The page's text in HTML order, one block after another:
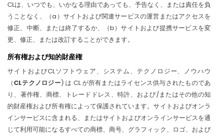
CLは、いつでも、いかなる理由であっても、予告なく、または責任を負
うことなく、（a）サイトおよび関連サービスの運営またはアクセスを
修正、中断、または終了するか、（b）サイトおよび提携サービスを変
更、修正、または改訂することができます。
所有権および知的財産権
サイトおよびCLソフトウェア、システム、テクノロジー、ノウハウ
（CLテクノロジー) は CL が所有またはライセンス供与されたものであ
り、著作権、商標、トレードドレス、特許、および/またはその他の知
的財産権および所有権によって保護されています。サイトおよびオンラ
インサービスに含まれる、またはサイトおよびオンラインサービスを通
じて利用可能になるすべての商標、商号、グラフィック、ロゴ、および